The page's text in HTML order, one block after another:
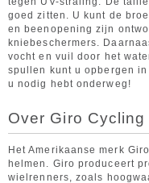
goed zitten. U kunt de
en beenopening zijn
kniebeschermers.
vocht en vuil door het
spullen kunt u opbergen
u nodig hebt onderweg!
Over Giro Cycling
Het Amerikaanse merk
helmen. Giro produceert
wielrenners, zoals